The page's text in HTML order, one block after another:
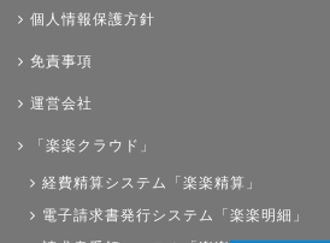
個人情報保護方針
免責事項
運営会社
「楽楽クラウド」
経費精算システム「楽楽精算」
電子請求書発行システム「楽楽明細」